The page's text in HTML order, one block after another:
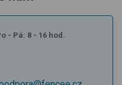
- Pá: 8 - 16 hod.